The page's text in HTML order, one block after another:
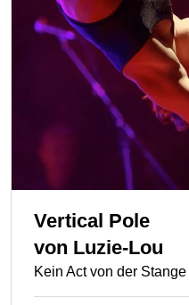
Vertical Pole
von Luzie-Lou
Kein Act von der Stange